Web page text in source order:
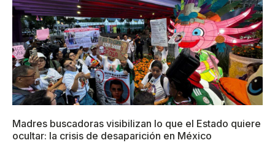
Madres buscadoras visibilizan lo que el Estado quiere
ocultar: la crisis de desaparición en México